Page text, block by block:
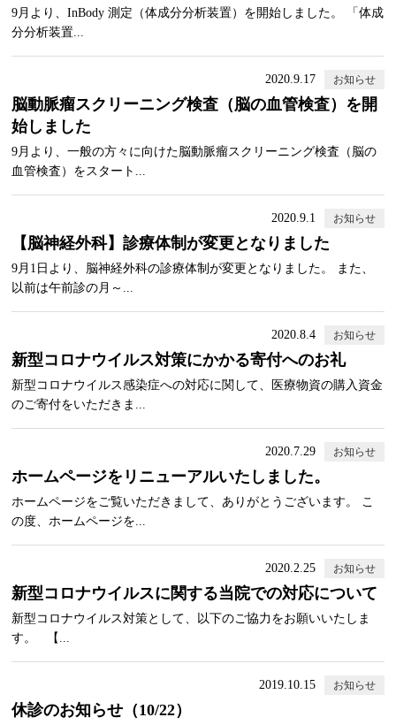
9月より、InBody 測定（体成分分析装置）を開始しました。 「体成
分分析装置...
2020.9.17 お知らせ
脳動脈瘤スクリーニング検査（脳の血管検査）を開
始しました
9月より、一般の方々に向けた脳動脈瘤スクリーニング検査（脳の
血管検査）をスタート...
2020.9.1 お知らせ
【脳神経外科】診療体制が変更となりました
9月1日より、脳神経外科の診療体制が変更となりました。 また、
以前は午前診の月～...
2020.8.4 お知らせ
新型コロナウイルス対策にかかる寄付へのお礼
新型コロナウイルス感染症への対応に関して、医療物資の購入資金
のご寄付をいただきま...
2020.7.29 お知らせ
ホームページをリニューアルいたしました。
ホームページをご覧いただきまして、ありがとうございます。 こ
の度、ホームページを...
2020.2.25 お知らせ
新型コロナウイルスに関する当院での対応について
新型コロナウイルス対策として、以下のご協力をお願いいたしま
す。 【...
2019.10.15 お知らせ
休診のお知らせ（10/22）